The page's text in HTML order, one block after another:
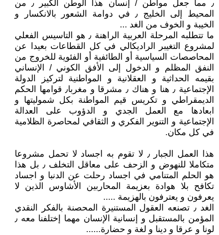
٫ مما جعل مواطن / إنسان هذا الوطن الكبير ٫ من
المحيط إلى الخليج ٫ في دوامة الشعور بالانكسار و
الخيبة و الخوف من الغد ...
ما تتطلبه المرحلة العربية الراهنة ٫ هو التاسيس الفعلي
لمشروع التغيبر الراديكالي في كل القطاعات بعيدا عن
المحاصصات السياسية أو الطائفية أو الفئوية للخروج من
النفق المظلم و الدخول إلى الأفق الكوني / الإنساني
بقيمه الحداثية و العقلانية و المواطنية لتركيز الدولة
الإجتماعية ٫ هنا و هناك ٫ مشرقا و مغربا٫ قوامها الحكم
الديمقراطي و تكريس قيم المواطنة بكل شموليتها و
ابعادها مع العمل الجدي و الدؤوب على العدالة
الإجتماعية و التنوير الفكري و الثقافي لمحاصرة الظلامية
في كل مكان.
هذا العمل الجبار ٫ لا تقوم به اجساد لا تحمل مشروعا
متكاملا للنهوض و الزحف على معاقل التخلف ٫ بل هذا
هو الحلم المتنامي في اجساد رحلت عن الدنبا و اجساد
تكافح بلا هوادة بعزيمة المحاربين الأشاوس الذين لا
يعرفون و يعترفون بالهزيمة .....
الغد ٫ تصنعه العقول المستنيرة المحصنة بالفكر النقدي
المؤمن بالمستقبل و إنسانية الإنسان مهما إختلفنا معه ٫
لونا و عرقا و دينا و لغة و حضارة......